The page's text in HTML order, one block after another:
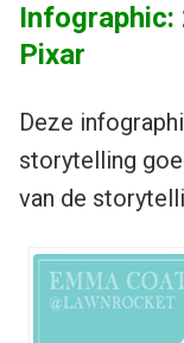
Pixar
Deze
storytelling
van de